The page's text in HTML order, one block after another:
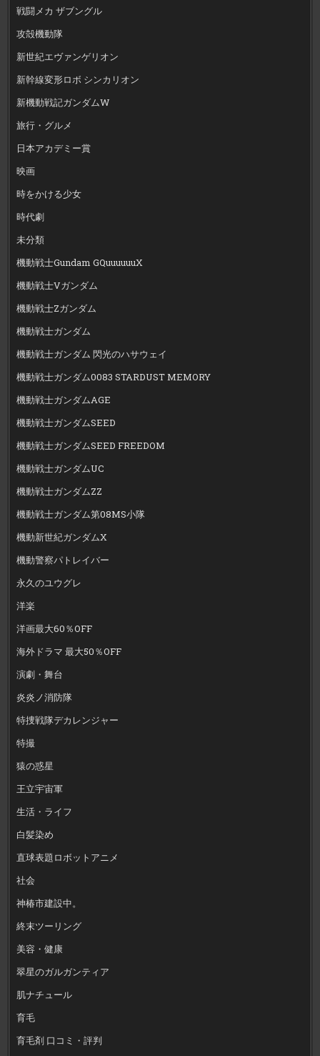
戦闘メカ ザブングル
攻殻機動隊
新世紀エヴァンゲリオン
新幹線変形ロボ シンカリオン
新機動戦記ガンダムW
旅行・グルメ
日本アカデミー賞
映画
時をかける少女
時代劇
未分類
機動戦士Gundam GQuuuuuuX
機動戦士Vガンダム
機動戦士Zガンダム
機動戦士ガンダム
機動戦士ガンダム 閃光のハサウェイ
機動戦士ガンダム0083 STARDUST MEMORY
機動戦士ガンダムAGE
機動戦士ガンダムSEED
機動戦士ガンダムSEED FREEDOM
機動戦士ガンダムUC
機動戦士ガンダムZZ
機動戦士ガンダム第08MS小隊
機動新世紀ガンダムX
機動警察パトレイバー
永久のユウグレ
洋楽
洋画最大60％OFF
海外ドラマ 最大50％OFF
演劇・舞台
炎炎ノ消防隊
特捜戦隊デカレンジャー
特撮
猿の惑星
王立宇宙軍
生活・ライフ
白髪染め
直球表題ロボットアニメ
社会
神椿市建設中。
終末ツーリング
美容・健康
翠星のガルガンティア
肌ナチュール
育毛
育毛剤 口コミ・評判